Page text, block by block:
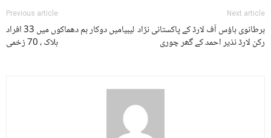
Previous article
لیبیامیں دوکار بم دھماکوں میں 33 افراد
ہلاک ، 70 زخمی
Next article
برطانوی ہاؤس آف لارڈ کے پاکستانی نژاد
رکن لارڈ نذیر احمد کے گھر چوری